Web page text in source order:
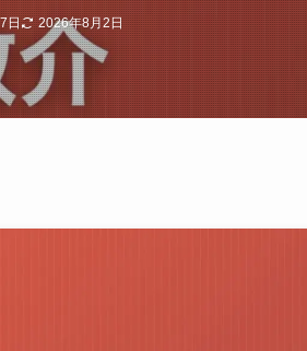
日 2026年8月2日